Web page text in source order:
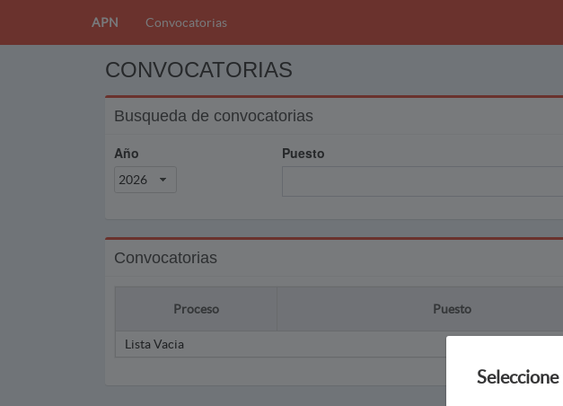
APN Convocatorias
CONVOCATORIAS
Busqueda de convocatorias
Año
2026
Puesto
Convocatorias
Proceso Puesto
Lista Vacia